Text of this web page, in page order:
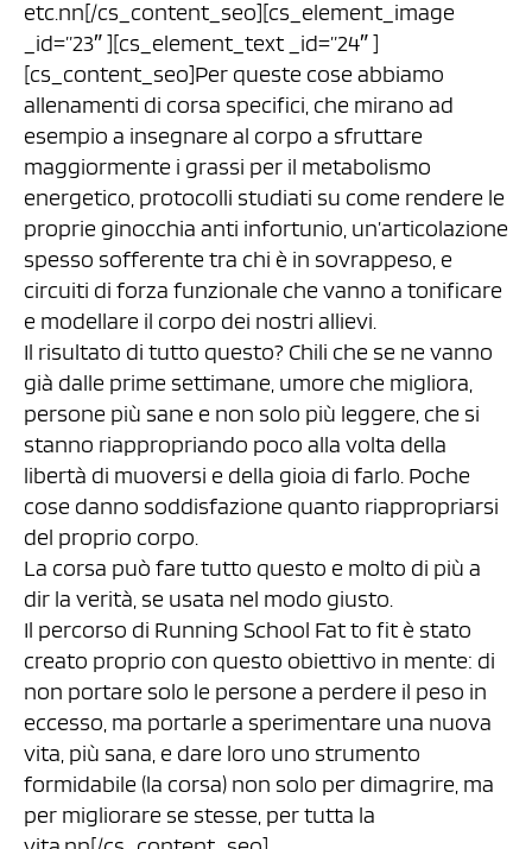
etc.nn[/cs_content_seo][cs_element_image
_id=”23″ ][cs_element_text _id=”24″ ]
[cs_content_seo]Per queste cose abbiamo
allenamenti di corsa specifici, che mirano ad
esempio a insegnare al corpo a sfruttare
maggiormente i grassi per il metabolismo
energetico, protocolli studiati su come rendere le
proprie ginocchia anti infortunio, un’articolazione
spesso sofferente tra chi è in sovrappeso, e
circuiti di forza funzionale che vanno a tonificare
e modellare il corpo dei nostri allievi.
Il risultato di tutto questo? Chili che se ne vanno
già dalle prime settimane, umore che migliora,
persone più sane e non solo più leggere, che si
stanno riappropriando poco alla volta della
libertà di muoversi e della gioia di farlo. Poche
cose danno soddisfazione quanto riappropriarsi
del proprio corpo.
La corsa può fare tutto questo e molto di più a
dir la verità, se usata nel modo giusto.
Il percorso di Running School Fat to fit è stato
creato proprio con questo obiettivo in mente: di
non portare solo le persone a perdere il peso in
eccesso, ma portarle a sperimentare una nuova
vita, più sana, e dare loro uno strumento
formidabile (la corsa) non solo per dimagrire, ma
per migliorare se stesse, per tutta la